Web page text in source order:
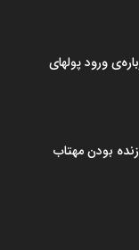
ورود پولهای
بودن مهتاب